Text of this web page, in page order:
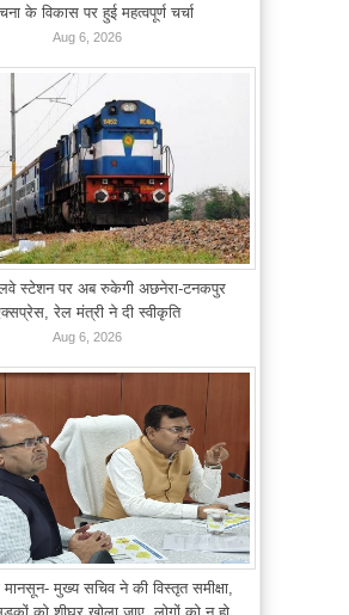
के विकास पर हुई महत्वपूर्ण चर्चा
Aug 6, 2026
स्टेशन पर अब रुकेगी अछनेरा-टनकपुर
रेल मंत्री ने दी स्वीकृति
Aug 6, 2026
मानसून- मुख्य सचिव ने की विस्तृत समीक्षा,